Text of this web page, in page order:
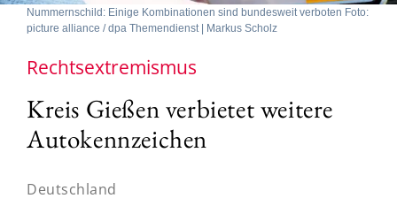
Nummernschild: Einige Kombinationen sind bundesweit verboten Foto:
picture alliance / dpa Themendienst | Markus Scholz
Rechtsextremismus
Kreis Gießen verbietet weitere
Autokennzeichen
Deutschland